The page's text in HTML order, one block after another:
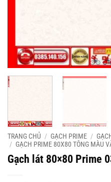
TRANG CHỦ / GẠCH PRIME /
/ GẠCH PRIME 80X80 TÔNG MÀU
Gạch lát 80×80 Prime